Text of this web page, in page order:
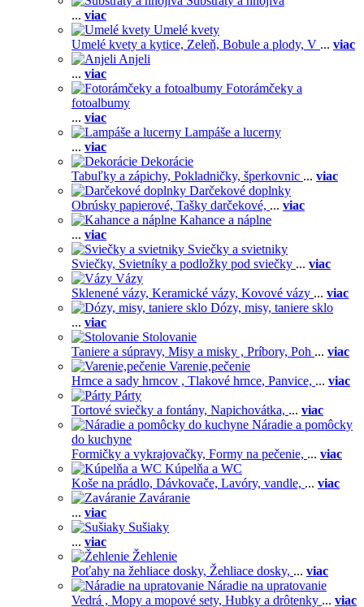
... viac
Umelé kvety
Umelé kvety a kytice, Zeleň, Bobule a plody, V ... viac
Anjeli
... viac
Fotorámčeky a
fotoalbumy
... viac
Lampáše a lucerny
... viac
Dekorácie
Tabuľky a zápichy, Pokladničky, šperkovnic ... viac
Darčekové doplnky
Obrúsky papierové, Tašky darčekové, ... viac
Kahance a náplne
... viac
Sviečky a svietniky
Sviečky, Svietníky a podložky pod sviečky ... viac
Vázy
Sklenené vázy, Keramické vázy, Kovové vázy ... viac
Dózy, misy, taniere sklo
... viac
Stolovanie
Taniere a súpravy, Misy a misky , Príbory, Poh ... viac
Varenie,pečenie
Hrnce a sady hrncov , Tlakové hrnce, Panvice, ... viac
Párty
Tortové sviečky a fontány, Napichovátka, ... viac
Náradie a pomôcky
do kuchyne
Formičky a vykrajovačky, Formy na pečenie, ... viac
Kúpelňa a WC
Koše na prádlo, Dávkovače, Lavóry, vandle, ... viac
Zaváranie
... viac
Sušiaky
... viac
Žehlenie
Poťahy na žehliace dosky, Žehliace dosky, ... viac
Náradie na upratovanie
Vedrá , Mopy a mopové sety, Hubky a drôtenky ... viac